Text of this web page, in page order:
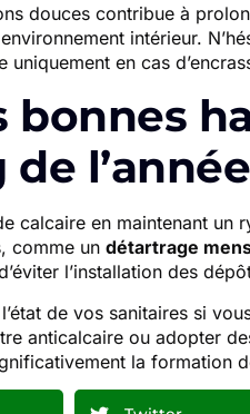
douces contribue à
intérieur.
uniquement en cas
bonnes
calcaire en maintenant un
comme un détartrage
l’installation des
de vos sanitaires si
anticalcaire ou adopter
la formation